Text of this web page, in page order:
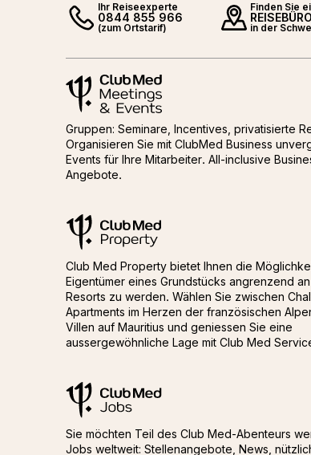
Ihr Reiseexperte
0844 855 966
(zum Ortstarif)
Finden Sie
REISEBÜRO
in der
Meetings and events by Club Med
Meetings and events by
Gruppen: Seminare, Incentives, privatisierte
Organisieren Sie mit ClubMed Business
Events für Ihre Mitarbeiter. All-inclusive
Angebote.
Club Med Property
Club Med Property bietet Ihnen die
Eigentümer eines Grundstücks angrenzend
Resorts zu werden. Wählen Sie zwischen
Apartments im Herzen der französischen
Villen auf Mauritius und geniessen Sie eine
aussergewöhnliche Lage mit Club Med
ClubMed Jobs
ClubMed Jobs
Sie möchten Teil des Club Med-Abenteurs
Jobs weltweit: Stellenangebote, News,